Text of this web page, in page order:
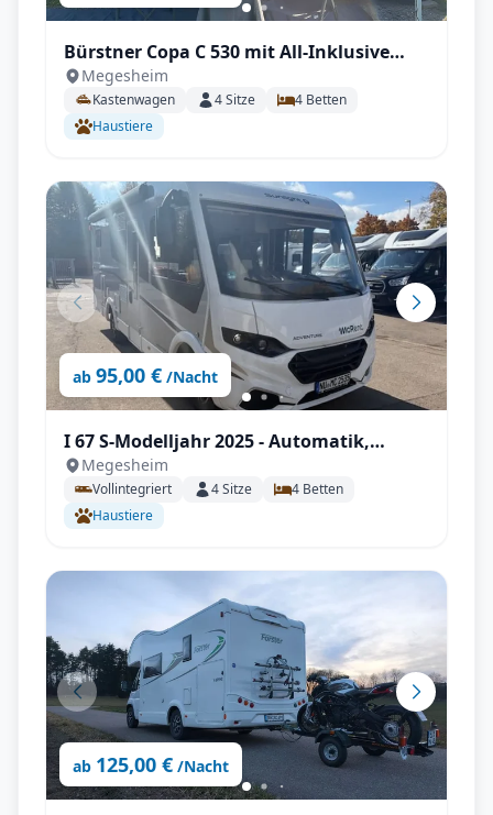
Bürstner Copa C 530 mit All-Inklusive
Paket, Automatikgetriebe, Aufstelldach
uvm.
Megesheim
Kastenwagen 4Sitze 4 Betten
Haustiere
ab 95,00 € /Nacht
I 67 S-Modelljahr 2025 - Automatik,
Dachklima, SAT & TV uvm.
Megesheim
Vollintegriert 4Sitze 4 Betten
Haustiere
ab 125,00 € /Nacht